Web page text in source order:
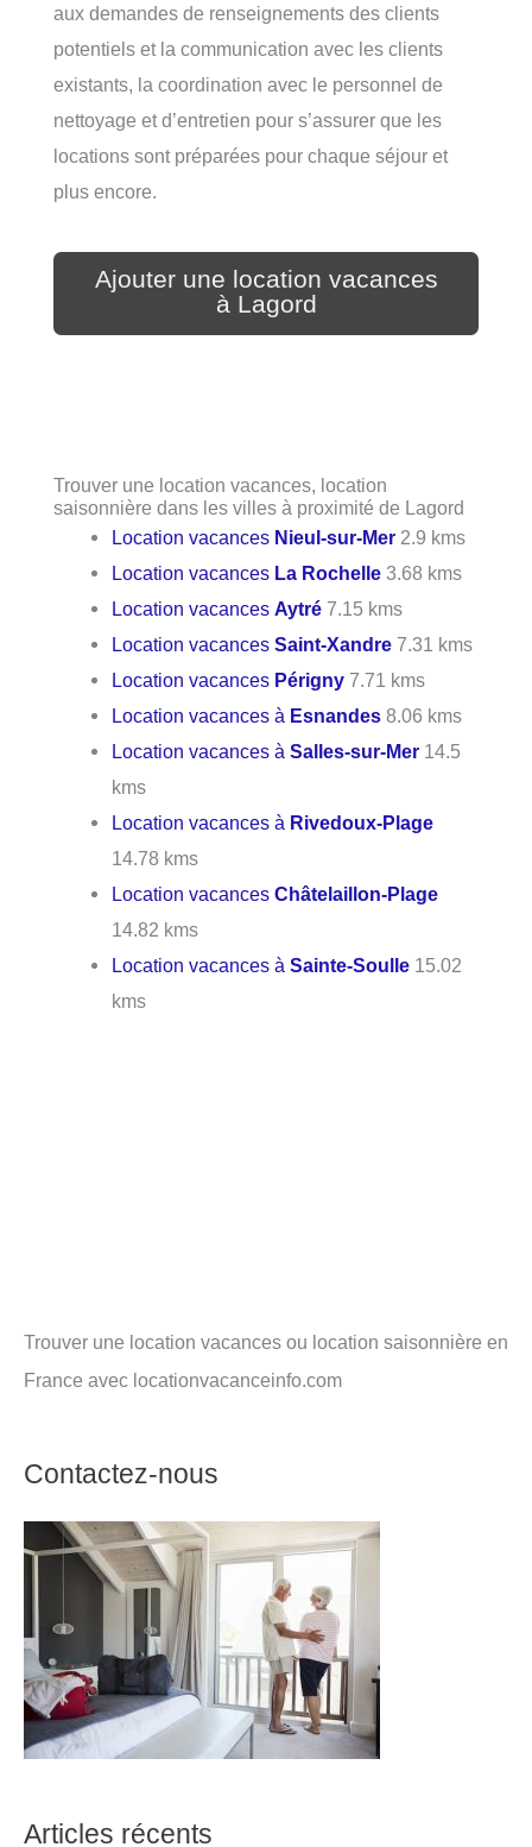
aux demandes de renseignements des clients
potentiels et la communication avec les clients
existants, la coordination avec le personnel de
nettoyage et d’entretien pour s’assurer que les
locations sont préparées pour chaque séjour et
plus encore.
Ajouter une location vacances
à Lagord
Trouver une location vacances, location
saisonnière dans les villes à proximité de Lagord
Location vacances Nieul-sur-Mer 2.9 kms
Location vacances La Rochelle 3.68 kms
Location vacances Aytré 7.15 kms
Location vacancesSaint-Xandre 7.31 kms
Location vacances Périgny 7.71 kms
Location vacances à Esnandes 8.06 kms
Location vacances àSalles-sur-Mer 14.5
kms
Location vacances à Rivedoux-Plage
14.78 kms
Location vacancesChâtelaillon-Plage
14.82 kms
Location vacances àSainte-Soulle 15.02
kms
Trouver une location vacances ou location saisonnière en
France avec locationvacanceinfo.com
Contactez-nous
Articles récents